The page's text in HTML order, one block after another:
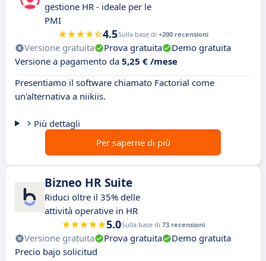
gestione HR - ideale per le
PMI
4.5Sulla base di +200 recensioni
Versione gratuita Prova gratuita
Demo gratuita
Versione a pagamento da 5,25 € /mese
Presentiamo il software chiamato Factorial come
un'alternativa a niikiis.
Più dettagli
Per saperne di più
Bizneo HR Suite
Riduci oltre il 35% delle
attività operative in HR
5.0Sulla base di 73 recensioni
Versione gratuita Prova gratuita
Demo gratuita
Precio bajo solicitud